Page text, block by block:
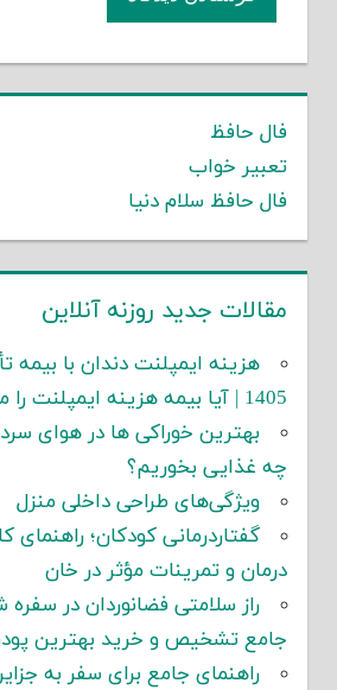
فال حافظ
تعبیر خواب
فال حافظ سلام دنیا
مقالات جدید روزنه آنلاین
هزینه ایمپلنت دندان با بیمه
1405 | آیا بیمه هزینه ایمپلنت را می‌دهد؟
بهترین خوراکی ها در هوای
چه غذایی بخوریم؟
ویژگی‌های طراحی داخلی منزل
گفتاردرمانی کودکان؛
درمان و تمرینات مؤثر در خان
راز سلامتی فضانوردان در سفره
جامع تشخیص و خرید بهترین پودر
راهنمای جامع برای سفر به